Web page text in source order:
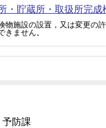
・貯蔵所・取扱所完
物施設の設置，又は変更の
きません。
防課